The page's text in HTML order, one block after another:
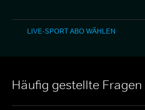
LIVE-SPORT ABO WÄHLEN
Häufig gestellte Fragen